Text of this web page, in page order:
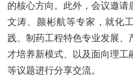
的核心方向。此外，会议邀请
文涛、颜彬航等专家，就化
践、制药工程特色专业发展、
才培养新模式、以及面向理工
等议题进行分享交流。